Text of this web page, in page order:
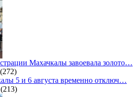
Махачкалы завоевала золото…
(272)
5 и 6 августа временно отключ…
(213)